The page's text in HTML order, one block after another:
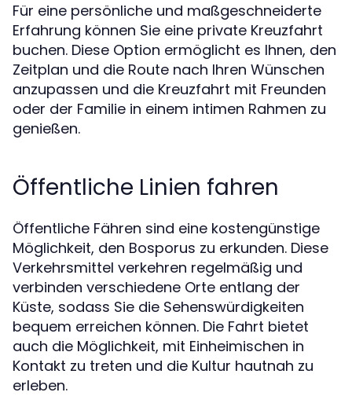
Für eine persönliche und maßgeschneiderte
Erfahrung können Sie eine private Kreuzfahrt
buchen. Diese Option ermöglicht es Ihnen, den
Zeitplan und die Route nach Ihren Wünschen
anzupassen und die Kreuzfahrt mit Freunden
oder der Familie in einem intimen Rahmen zu
genießen.
Öffentliche Linien fahren
Öffentliche Fähren sind eine kostengünstige
Möglichkeit, den Bosporus zu erkunden. Diese
Verkehrsmittel verkehren regelmäßig und
verbinden verschiedene Orte entlang der
Küste, sodass Sie die Sehenswürdigkeiten
bequem erreichen können. Die Fahrt bietet
auch die Möglichkeit, mit Einheimischen in
Kontakt zu treten und die Kultur hautnah zu
erleben.